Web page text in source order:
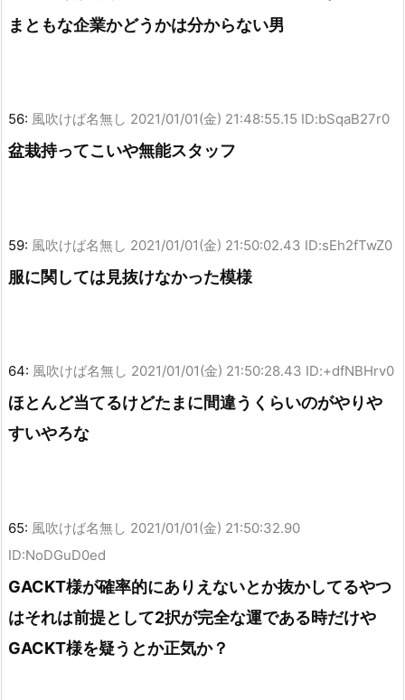
まともな企業かどうかは分からない男
56: 風吹けば名無し 2021/01/01(金) 21:48:55.15 ID:bSqaB27r0
盆栽持ってこいや無能スタッフ
59: 風吹けば名無し 2021/01/01(金) 21:50:02.43 ID:sEh2fTwZ0
服に関しては見抜けなかった模様
64: 風吹けば名無し 2021/01/01(金) 21:50:28.43 ID:+dfNBHrv0
ほとんど当てるけどたまに間違うくらいのがやりや
すいやろな
65: 風吹けば名無し 2021/01/01(金) 21:50:32.90
ID:NoDGuD0ed
GACKT様が確率的にありえないとか抜かしてるやつ
はそれは前提として2択が完全な運である時だけや
GACKT様を疑うとか正気か？